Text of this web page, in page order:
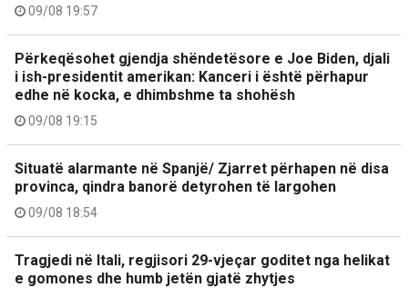
09/08 19:57
Përkeqësohet gjendja shëndetësore e Joe Biden, djali
i ish-presidentit amerikan: Kanceri i është përhapur
edhe në kocka, e dhimbshme ta shohësh
09/08 19:15
Situatë alarmante në Spanjë/ Zjarret përhapen në disa
provinca, qindra banorë detyrohen të largohen
09/08 18:54
Tragjedi në Itali, regjisori 29-vjeçar goditet nga helikat
e gomones dhe humb jetën gjatë zhytjes